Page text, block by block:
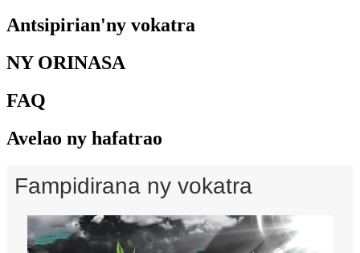
Antsipirian'ny vokatra
NY ORINASA
FAQ
Avelao ny hafatrao
Fampidirana ny vokatra